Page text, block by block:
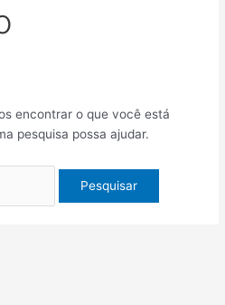
encontrar o que você está
pesquisa possa ajudar.